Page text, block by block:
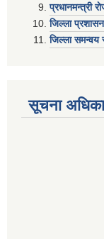
प्रधानमन्त्री
जिल्ला प्रशासन
जिल्ला समन्वय
सूचना